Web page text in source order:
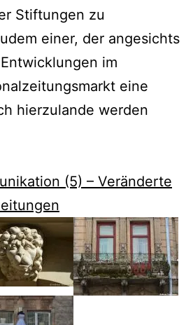
Stiftungen zu
einer, der angesichts
im
eine
hierzulande werden
(5) – Veränderte